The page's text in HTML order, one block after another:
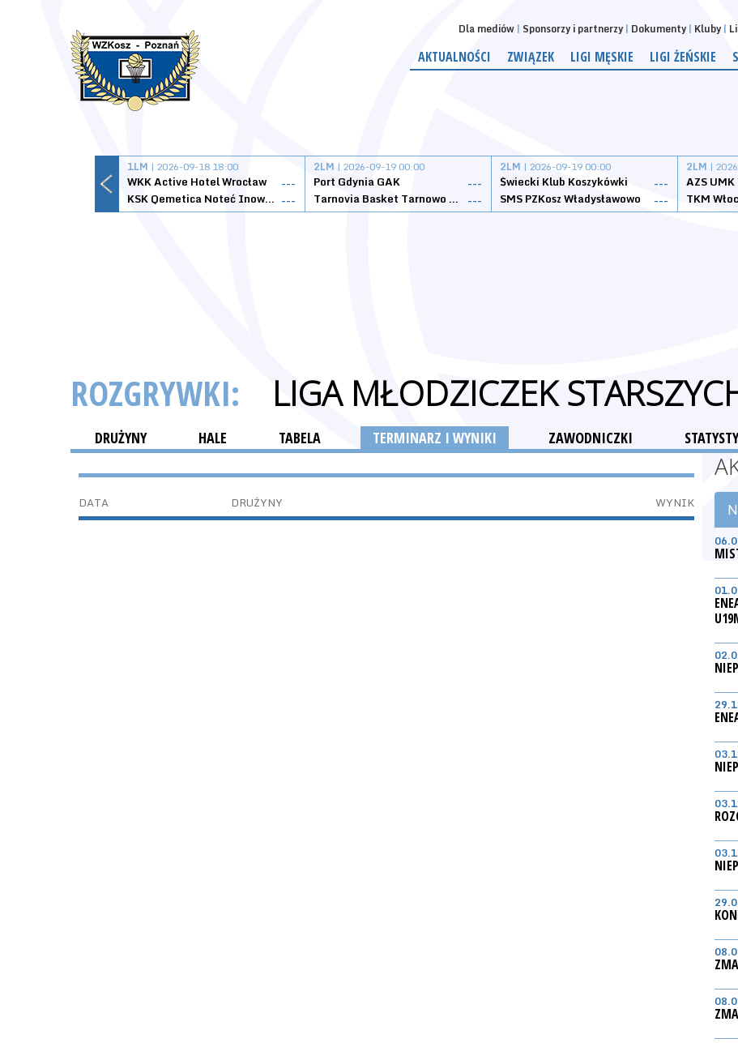
Dla mediów Sponsorzy i partnerzy Dokumenty Kluby
AKTUALNOŚCI ZWIĄZEK LIGI MĘSKIE LIGI ŻEŃSKIE
1LM | 2026-09-18 18:00
WKK Active Hotel Wrocław
---
KSK Qemetica Noteć Inowrocław ---
2LM | 2026-09-19 00:00
Port Gdynia GAK
---
Tarnovia Basket Tarnowo Podgórne ---
2LM | 2026-09-19 00:00
Świecki Klub Koszykówki
---
SMS PZKosz Władysławowo
---
2LM |
AZS
TKM
ROZGRYWKI: LIGA MŁODZICZEK
DRUŻYNY HALE TABELA TERMINARZ I WYNIKI ZAWODNICZKI
DATA DRUŻYNY WYNIK